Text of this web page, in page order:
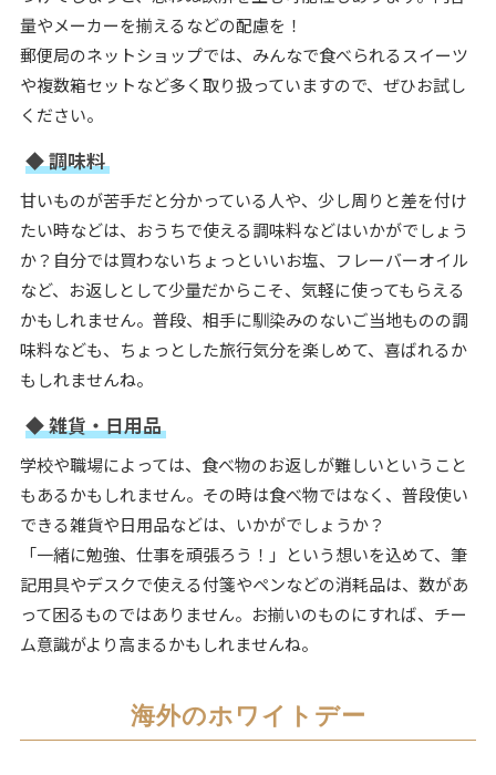
量やメーカーを揃えるなどの配慮を！
郵便局のネットショップでは、みんなで食べられるスイーツ
や複数箱セットなど多く取り扱っていますので、ぜひお試し
ください。
◆ 調味料
甘いものが苦手だと分かっている人や、少し周りと差を付け
たい時などは、おうちで使える調味料などはいかがでしょう
か？自分では買わないちょっといいお塩、フレーバーオイル
など、お返しとして少量だからこそ、気軽に使ってもらえる
かもしれません。普段、相手に馴染みのないご当地ものの調
味料なども、ちょっとした旅行気分を楽しめて、喜ばれるか
もしれませんね。
◆ 雑貨・日用品
学校や職場によっては、食べ物のお返しが難しいということ
もあるかもしれません。その時は食べ物ではなく、普段使い
できる雑貨や日用品などは、いかがでしょうか？
「一緒に勉強、仕事を頑張ろう！」という想いを込めて、筆
記用具やデスクで使える付箋やペンなどの消耗品は、数があ
って困るものではありません。お揃いのものにすれば、チー
ム意識がより高まるかもしれませんね。
海外のホワイトデー